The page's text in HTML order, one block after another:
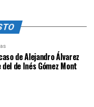
de Alejandro Álvarez
de Inés Gómez Mont